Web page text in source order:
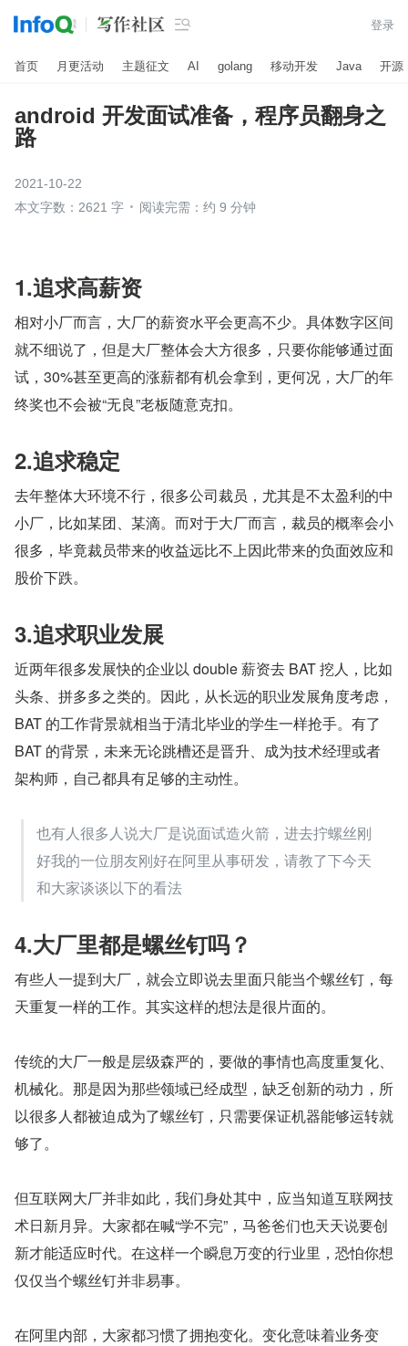
 登录
首页 月更活动 主题征文 AI golang 移动开发 Java 开源
android 开发面试准备，程序员翻身之
路
2021-10-22
本文字数：2621 字
阅读完需：约 9 分钟
1.追求高薪资
相对小厂而言，大厂的薪资水平会更高不少。具体数字区间
就不细说了，但是大厂整体会大方很多，只要你能够通过面
试，30%甚至更高的涨薪都有机会拿到，更何况，大厂的年
终奖也不会被“无良”老板随意克扣。
2.追求稳定
去年整体大环境不行，很多公司裁员，尤其是不太盈利的中
小厂，比如某团、某滴。而对于大厂而言，裁员的概率会小
很多，毕竟裁员带来的收益远比不上因此带来的负面效应和
股价下跌。
3.追求职业发展
近两年很多发展快的企业以 double 薪资去 BAT 挖人，比如
头条、拼多多之类的。因此，从长远的职业发展角度考虑，
BAT 的工作背景就相当于清北毕业的学生一样抢手。有了
BAT 的背景，未来无论跳槽还是晋升、成为技术经理或者
架构师，自己都具有足够的主动性。
也有人很多人说大厂是说面试造火箭，进去拧螺丝刚
好我的一位朋友刚好在阿里从事研发，请教了下今天
和大家谈谈以下的看法
4.大厂里都是螺丝钉吗？
有些人一提到大厂，就会立即说去里面只能当个螺丝钉，每
天重复一样的工作。其实这样的想法是很片面的。
传统的大厂一般是层级森严的，要做的事情也高度重复化、
机械化。那是因为那些领域已经成型，缺乏创新的动力，所
以很多人都被迫成为了螺丝钉，只需要保证机器能够运转就
够了。
但互联网大厂并非如此，我们身处其中，应当知道互联网技
术日新月异。大家都在喊“学不完”，马爸爸们也天天说要创
新才能适应时代。在这样一个瞬息万变的行业里，恐怕你想
仅仅当个螺丝钉并非易事。
在阿里内部，大家都习惯了拥抱变化。变化意味着业务变